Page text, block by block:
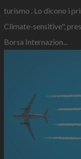
turismo . Lo dicono i
Climate-sensitive",
Borsa Internazion...